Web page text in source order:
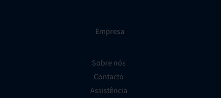
Empresa
Sobre nós
Contacto
Assistência